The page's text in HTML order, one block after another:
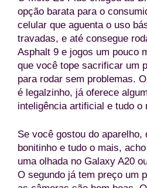
opção barata para o
celular que aguenta o uso
travadas, e até consegue
Asphalt 9 e jogos um pouco
que você tope sacrificar um
para rodar sem problemas.
é legalzinho, já oferece
inteligência artificial e tudo o
Se você gostou do aparelho,
bonitinho e tudo o mais,
uma olhada no Galaxy A20
O segundo já tem preço um